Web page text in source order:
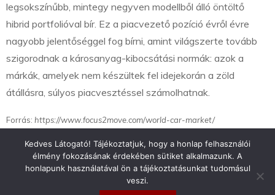
legsokszínűbb, mintegy negyven modellből álló öntöltő
hibrid portfolióval bír. Ez a piacvezető pozíció évről évre
nagyobb jelentőséggel fog bírni, amint világszerte tovább
szigorodnak a károsanyag-kibocsátási normák: azok a
márkák, amelyek nem készültek fel idejekorán a zöld
átállásra, súlyos piacvesztéssel számolhatnak.
Forrás: https://www.focus2move.com/world-car-market/
info@toyotaclub.hu
Kedves Látogató! Tájékoztatjuk, hogy a honlap felhasználói
élmény fokozásának érdekében sütiket alkalmazunk. A
honlapunk használatával ön a tájékoztatásunkat tudomásul
veszi.